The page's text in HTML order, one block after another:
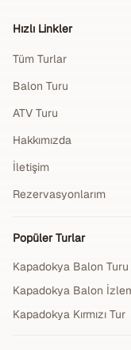
Hızlı Linkler
Tüm Turlar
Balon Turu
ATV Turu
Hakkımızda
İletişim
Rezervasyonlarım
Popüler Turlar
Kapadokya Balon Turu
Kapadokya Balon
Kapadokya Kırmızı Tur